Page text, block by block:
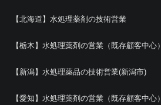
【北海道】水処理薬剤の技術営業
【栃木】水処理薬剤の営業（既存顧客中心）
【新潟】水処理薬品の技術営業(新潟市)
【愛知】水処理薬剤の営業（既存顧客中心）